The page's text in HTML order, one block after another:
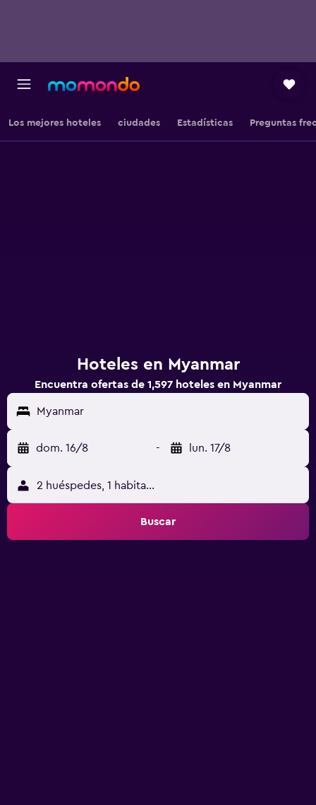
Los mejores hoteles ciudades Estadísticas Preguntas
Hoteles en Myanmar
Encuentra ofertas de 1,597 hoteles en Myanmar
Myanmar
dom. 16/8 - lun. 17/8
2 huéspedes, 1 habitación
Buscar